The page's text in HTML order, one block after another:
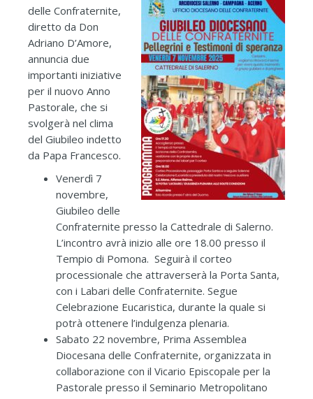
delle Confraternite,
diretto da Don
Adriano D’Amore,
annuncia due
importanti iniziative
per il nuovo Anno
Pastorale, che si
svolgerà nel clima
del Giubileo indetto
da Papa Francesco.
Venerdì 7
novembre,
Giubileo delle
Confraternite presso la Cattedrale di Salerno.
L’incontro avrà inizio alle ore 18.00 presso il
Tempio di Pomona. Seguirà il corteo
processionale che attraverserà la Porta Santa,
con i Labari delle Confraternite. Segue
Celebrazione Eucaristica, durante la quale si
potrà ottenere l’indulgenza plenaria.
Sabato 22 novembre, Prima Assemblea
Diocesana delle Confraternite, organizzata in
collaborazione con il Vicario Episcopale per la
Pastorale presso il Seminario Metropolitano